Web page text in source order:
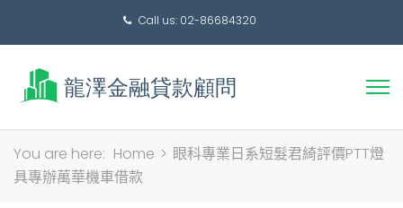
Call us: 02-86684320
搜
You are here: Home > 眼科專業日系短髮君綺評價PTT燈
具專辦萬華機車借款